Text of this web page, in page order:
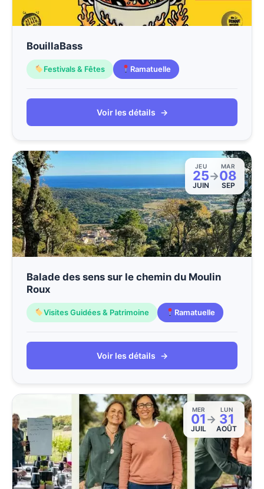
BouillaBass
Festivals & Fêtes Ramatuelle
Voir les détails →
JEU
25
JUIN
→
MAR
08
SEP
Balade des sens sur le chemin du Moulin
Roux
Visites Guidées & Patrimoine Ramatuelle
Voir les détails →
MER
01
JUIL
→
LUN
31
AOÛT